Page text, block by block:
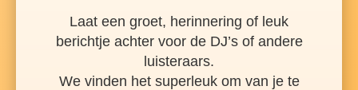
Laat een groet, herinnering of leuk
berichtje achter voor de DJ’s of andere
luisteraars.
We vinden het superleuk om van je te